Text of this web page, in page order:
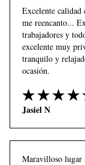
Excelente calidad
me reencanto...
trabajadores y
excelente muy
tranquilo y
ocasión.
Jasiel N
Maravilloso lugar